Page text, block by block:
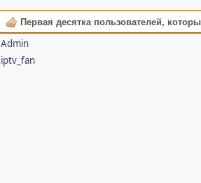
Первая десятка пользователей,
Admin
iptv_fan